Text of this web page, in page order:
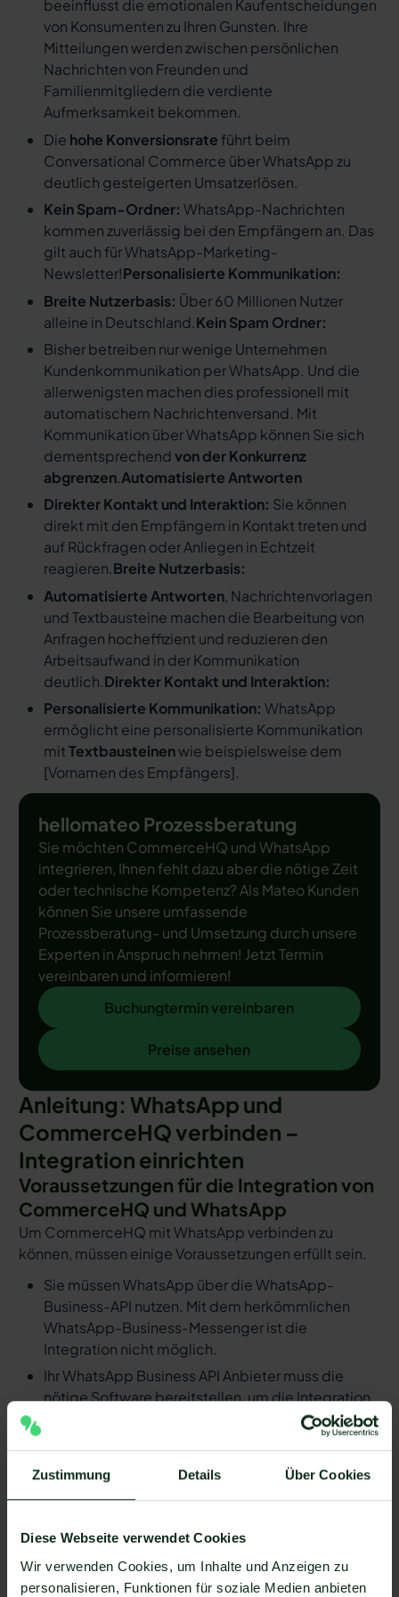
Zustimmung Details Über Cookies
Diese Webseite verwendet Cookies
Wir verwenden Cookies, um Inhalte und Anzeigen zu
personalisieren, Funktionen für soziale Medien anbieten
beeinflusst die emotionalen Kaufentscheidungen
von Konsumenten zu Ihren Gunsten. Ihre
Mitteilungen werden zwischen persönlichen
Nachrichten von Freunden und
Familienmitgliedern die verdiente
Aufmerksamkeit bekommen.
Die hohe Konversionsrate führt beim
Conversational Commerce über WhatsApp zu
deutlich gesteigerten Umsatzerlösen.
Kein Spam-Ordner: WhatsApp-Nachrichten
kommen zuverlässig bei den Empfängern an. Das
gilt auch für WhatsApp-Marketing-
Newsletter!Personalisierte Kommunikation:
Breite Nutzerbasis: Über 60 Millionen Nutzer
alleine in Deutschland.Kein Spam Ordner:
Bisher betreiben nur wenige Unternehmen
Kundenkommunikation per WhatsApp. Und die
allerwenigsten machen dies professionell mit
automatischem Nachrichtenversand. Mit
Kommunikation über WhatsApp können Sie sich
dementsprechendvon der Konkurrenz
abgrenzen.Automatisierte Antworten
Direkter Kontakt und Interaktion: Sie können
direkt mit den Empfängern in Kontakt treten und
auf Rückfragen oder Anliegen in Echtzeit
reagieren.Breite Nutzerbasis:
Automatisierte Antworten, Nachrichtenvorlagen
und Textbausteine machen die Bearbeitung von
Anfragen hocheffizient und reduzieren den
Arbeitsaufwand in der Kommunikation
deutlich.Direkter Kontakt und Interaktion:
Personalisierte Kommunikation: WhatsApp
ermöglicht eine personalisierte Kommunikation
mitTextbausteinenwie beispielsweise dem
[Vornamen des Empfängers].
hellomateo Prozessberatung
Sie möchten CommerceHQ und WhatsApp
integrieren, Ihnen fehlt dazu aber die nötige Zeit
oder technische Kompetenz? Als Mateo Kunden
können Sie unsere umfassende
Prozessberatung- und Umsetzung durch unsere
Experten in Anspruch nehmen! Jetzt Termin
vereinbaren und informieren!
Buchungtermin vereinbaren
Buchungtermin vereinbaren
Preise ansehen
Preise ansehen
Anleitung: WhatsApp und
CommerceHQ verbinden –
Integration einrichten
Voraussetzungen für die Integration von
CommerceHQ und WhatsApp
Um CommerceHQ mit WhatsApp verbinden zu
können, müssen einige Voraussetzungen erfüllt sein.
Sie müssen WhatsApp über die WhatsApp-
Business-API nutzen. Mit dem herkömmlichen
WhatsApp-Business-Messenger ist die
Integration nicht möglich.
Ihr WhatsApp Business API Anbieter muss die
nötige Software bereitstellen, um die Integration
zu ermöglichen. Längst nicht alle Anbieter der
WhatsApp API sind in der Lage, eine Integration
ermöglichen. Mit Mateo stehen Ihnen dank der
Zapier Integration über 6.000 Apps zur
können. Darunter ist natürlich auch CommerceHQ
!